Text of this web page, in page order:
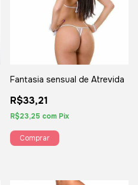
Fantasia sensual de Atrevida
R$33,21
R$23,25 com Pix